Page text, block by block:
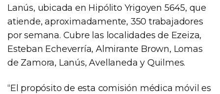
Lanús, ubicada en Hipólito Yrigoyen 5645, que
atiende, aproximadamente, 350 trabajadores
por semana. Cubre las localidades de Ezeiza,
Esteban Echeverría, Almirante Brown, Lomas
de Zamora, Lanús, Avellaneda y Quilmes.
“El propósito de esta comisión médica móvil es